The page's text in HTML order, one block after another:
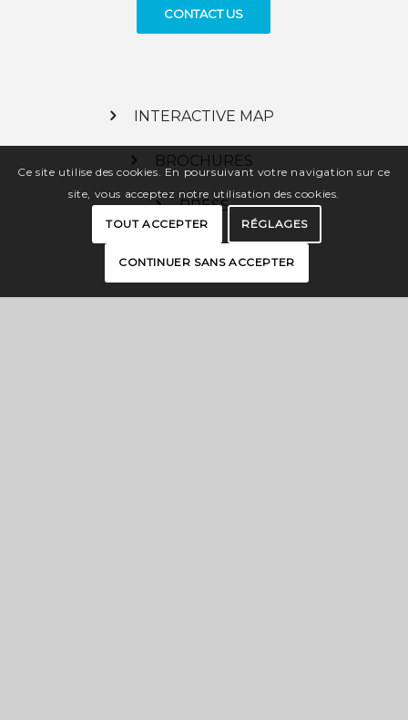
CONTACT US
INTERACTIVE MAP
BROCHURES
PRESS
Ce site utilise des cookies. En poursuivant votre navigation sur ce
site, vous acceptez notre utilisation des cookies.
TOUT ACCEPTER RÉGLAGES
CONTINUER SANS ACCEPTER